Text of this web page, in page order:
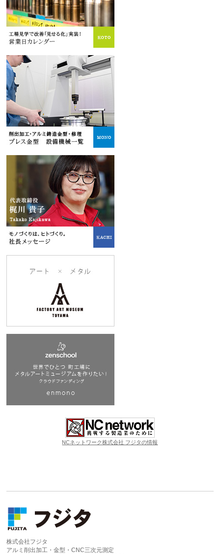
NCネットワーク株式会社 フジタの情報
株式会社フジタ
アルミ削出加工・金型・CNC三次元測定